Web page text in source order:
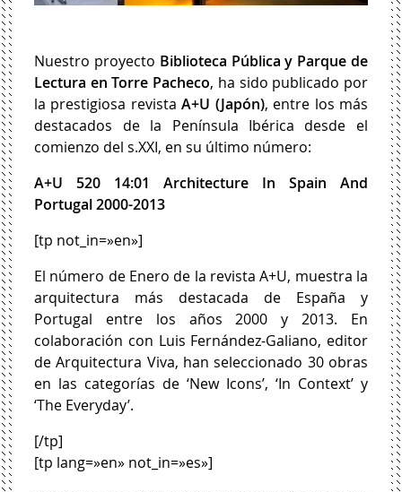
Nuestro proyecto Biblioteca Pública y Parque de
Lectura en Torre Pacheco, ha sido publicado por
la prestigiosa revistaA+U (Japón), entre los más
destacados de la Península Ibérica desde el
comienzo del s.XXI, en su último número:
A+U 520 14:01 Architecture In Spain And
Portugal 2000-2013
[tp not_in=»en»]
El número de Enero de la revista A+U, muestra la
arquitectura más destacada de España y
Portugal entre los años 2000 y 2013. En
colaboración con Luis Fernández-Galiano, editor
de Arquitectura Viva, han seleccionado 30 obras
en las categorías de ‘New Icons’, ‘In Context’ y
‘The Everyday’.
[/tp]
[tp lang=»en» not_in=»es»]